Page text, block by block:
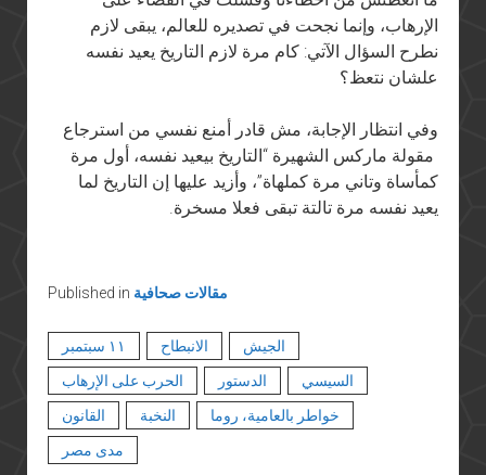
الإرهاب، وإنما نجحت في تصديره للعالم، يبقى لازم
نطرح السؤال الآتي: كام مرة لازم التاريخ يعيد نفسه
علشان نتعظ؟
وفي انتظار الإجابة، مش قادر أمنع نفسي من استرجاع
مقولة ماركس الشهيرة “التاريخ بيعيد نفسه، أول مرة
كمأساة وتاني مرة كملهاة”، وأزيد عليها إن التاريخ لما
يعيد نفسه مرة تالتة تبقى فعلا مسخرة.
Published in مقالات صحافية
١١ سبتمبر الانبطاح
الجيش
الحرب على الإرهاب
الدستور
السيسي
القانون
النخبة
خواطر بالعامية، روما
مدى مصر